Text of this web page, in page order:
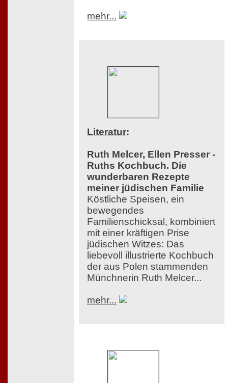
mehr...
Literatur:
Ruth Melcer, Ellen Presser -
Ruths Kochbuch. Die
wunderbaren Rezepte
meiner jüdischen Familie
Köstliche Speisen, ein
bewegendes
Familienschicksal, kombiniert
mit einer kräftigen Prise
jüdischen Witzes: Das
liebevoll illustrierte Kochbuch
der aus Polen stammenden
Münchnerin Ruth Melcer...
mehr...